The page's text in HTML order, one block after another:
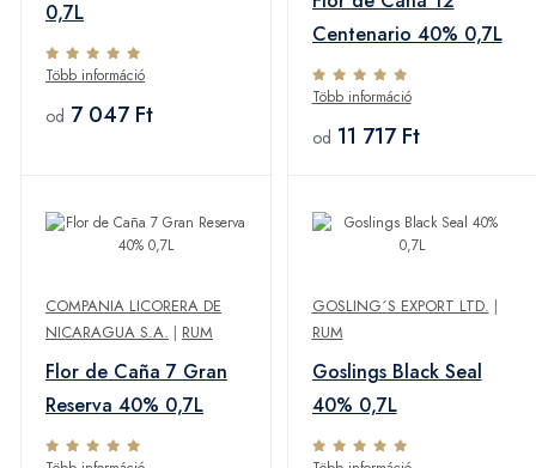
0,7L
Több információ
od 7 047 Ft
Centenario 40% 0,7L
Több információ
od 11 717 Ft
COMPANIA LICORERA DE
NICARAGUA S.A. | RUM
Flor de Caña 7 Gran
Reserva 40% 0,7L
GOSLING´S EXPORT LTD. |
RUM
Goslings Black Seal
40% 0,7L